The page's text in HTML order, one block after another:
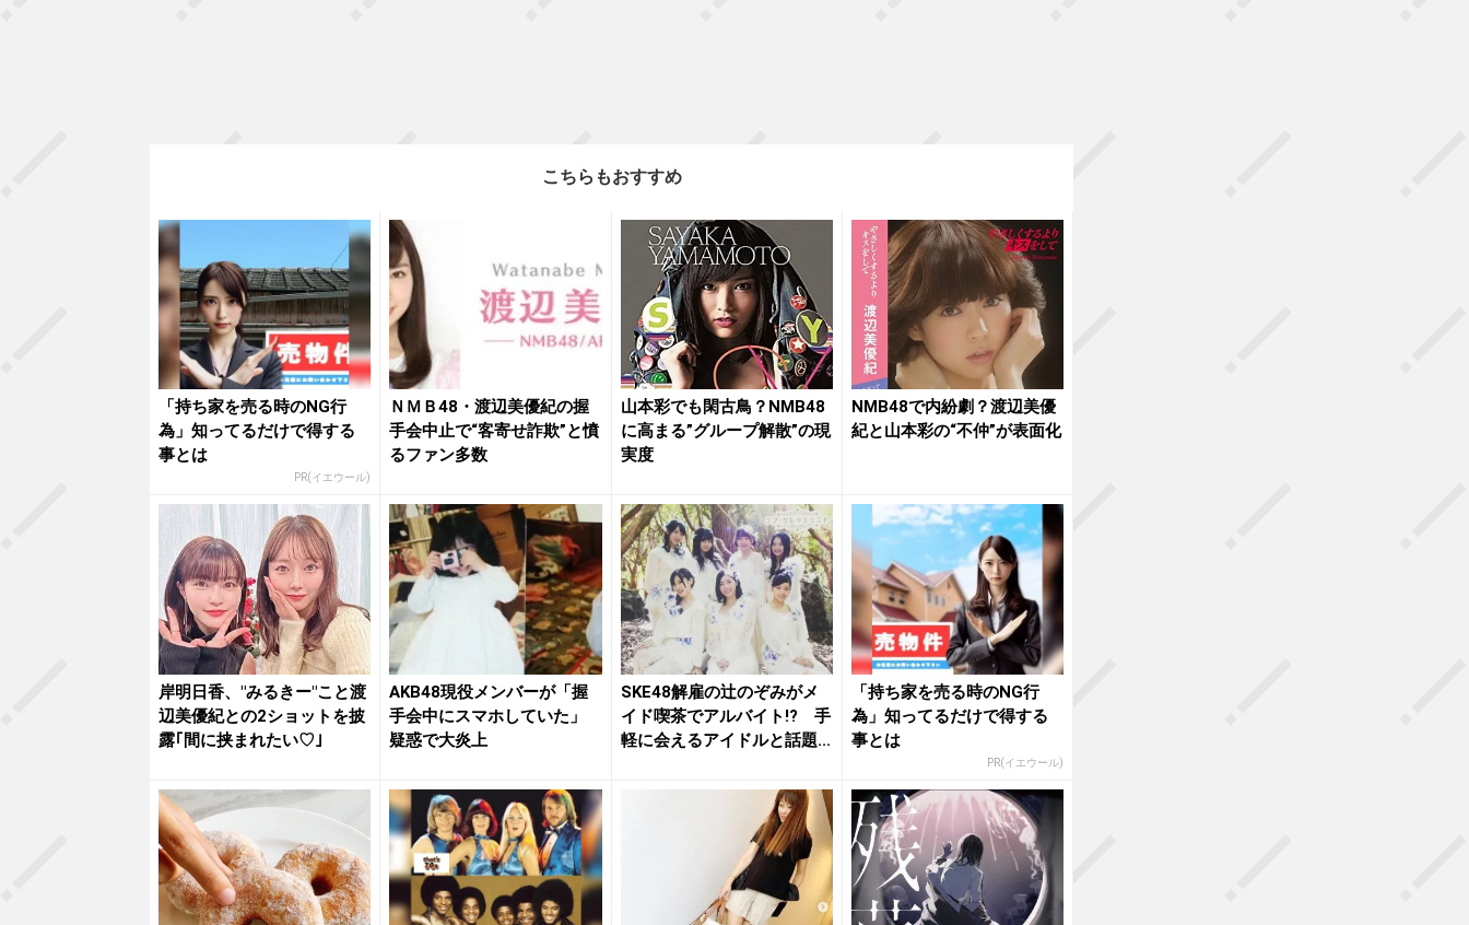
こちらもおすすめ
「持ち家を売る時のNG行
為」知ってるだけで得する
事とは
PR(イエウール)
ＮＭＢ48・渡辺美優紀の握
手会中止で“客寄せ詐欺”と憤
るファン多数
山本彩でも閑古鳥？NMB48
に高まる”グループ解散”の現
実度
NMB48で内紛劇？渡辺美優
紀と山本彩の“不仲”が表面化
岸明日香、"みるきー"こと渡
辺美優紀との2ショットを披
露｢間に挟まれたい♡｣
AKB48現役メンバーが「握
手会中にスマホしていた」
疑惑で大炎上
SKE48解雇の辻のぞみがメ
イド喫茶でアルバイト!? 手
軽に会えるアイドルと話題...
「持ち家を売る時のNG行
為」知ってるだけで得する
事とは
PR(イエウール)